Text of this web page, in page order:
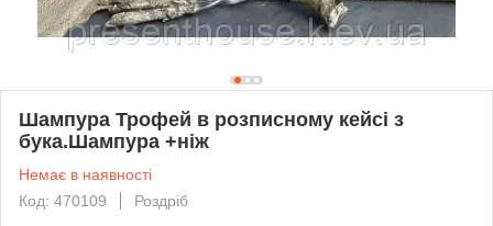
Шампура Трофей в розписному кейсі з
бука.Шампура +ніж
Немає в наявності
Код: 470109
Роздріб